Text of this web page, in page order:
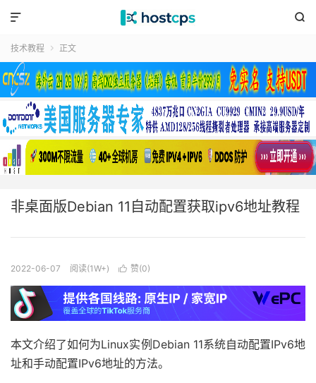


技术教程  正文
非桌面版Debian 11自动配置获取ipv6地址教程
2022-06-07 阅读(1W+)  赞(0)
本文介绍了如何为Linux实例Debian 11系统自动配置IPv6地
址和手动配置IPv6地址的方法。